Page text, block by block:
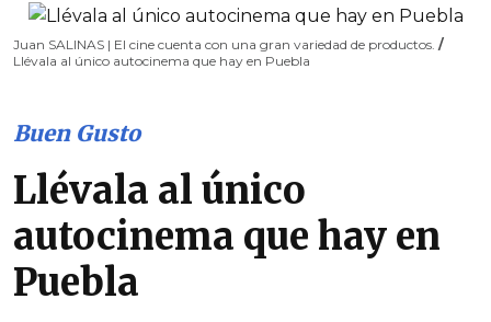
Juan SALINAS | El cine cuenta con una gran variedad de productos. /
Llévala al único autocinema que hay en Puebla
Buen Gusto
Llévala al único
autocinema que hay en
Puebla